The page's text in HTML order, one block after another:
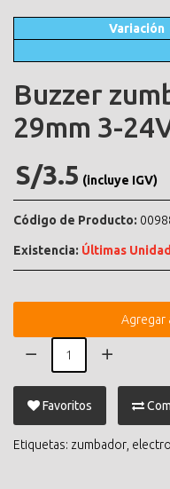
Variación
Buzzer
29mm 3-
S/3.5 (incluye IGV)
Código de Producto:
Existencia: Últimas
Agregar
Favoritos
Etiquetas: zumbador